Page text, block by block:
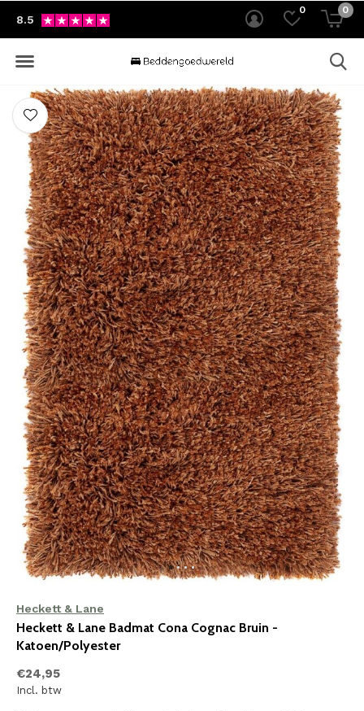
0 0
8.5
Heckett & Lane
Heckett & Lane Badmat Cona Cognac Bruin -
Katoen/Polyester
€24,95
Incl. btw